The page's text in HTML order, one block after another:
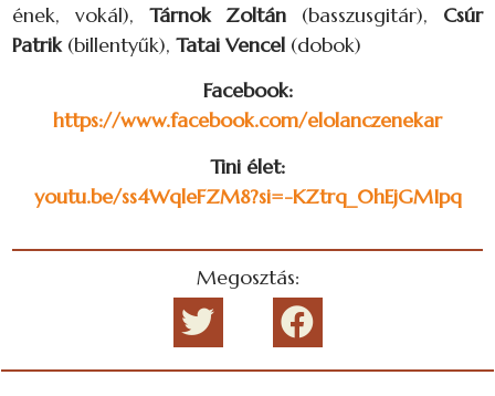
ének, vokál), Tárnok Zoltán (basszusgitár), Csúr
Patrik(billentyűk), Tatai Vencel (dobok)
Facebook:
https://www.facebook.com/elolanczenekar
Tini élet:
youtu.be/ss4WqleFZM8?si=-KZtrq_0hEjGMIpq
Megosztás: